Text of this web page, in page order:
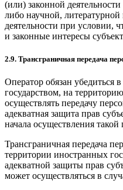
(или) законной
либо научной,
деятельности при условии,
и законные интересы
2.9. Трансграничная передача
Оператор обязан убедиться
государством, на
осуществлять передачу
адекватная защита прав
начала осуществления такой
Трансграничная передача
территории иностранных
адекватной защиты прав
может осуществляться в